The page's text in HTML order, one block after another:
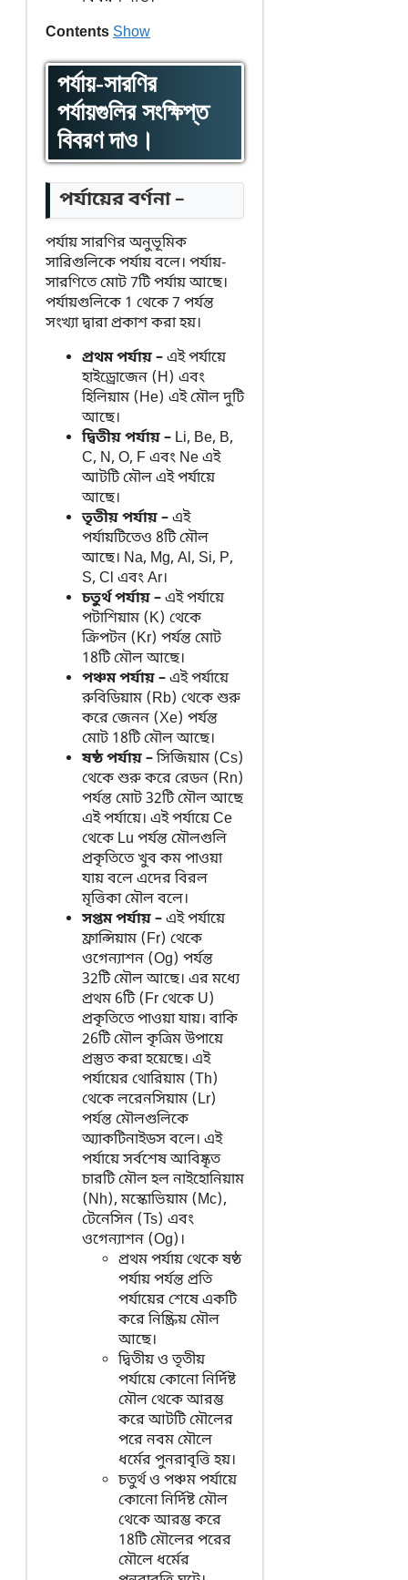
ContentsShow
পর্যায়-সারণির
পর্যায়গুলির সংক্ষিপ্ত
বিবরণ দাও।
পর্যায়ের বর্ণনা –
পর্যায় সারণির অনুভূমিক
সারিগুলিকে পর্যায় বলে। পর্যায়-
সারণিতে মোট 7টি পর্যায় আছে।
পর্যায়গুলিকে 1 থেকে 7 পর্যন্ত
সংখ্যা দ্বারা প্রকাশ করা হয়।
প্রথম পর্যায় –এই পর্যায়ে
হাইড্রোজেন (H) এবং
হিলিয়াম (He) এই মৌল দুটি
আছে।
দ্বিতীয় পর্যায় – Li, Be, B,
C, N, O, F এবং Ne এই
আটটি মৌল এই পর্যায়ে
আছে।
তৃতীয় পর্যায় –এই
পর্যায়টিতেও 8টি মৌল
আছে। Na, Mg, Al, Si, P,
S, Cl এবং Ar।
চতুর্থ পর্যায় –এই পর্যায়ে
পটাশিয়াম (K) থেকে
ক্রিপটন (Kr) পর্যন্ত মোট
18টি মৌল আছে।
পঞ্চম পর্যায় –এই পর্যায়ে
রুবিডিয়াম (Rb) থেকে শুরু
করে জেনন (Xe) পর্যন্ত
মোট 18টি মৌল আছে।
ষষ্ঠ পর্যায় –সিজিয়াম (Cs)
থেকে শুরু করে রেডন (Rn)
পর্যন্ত মোট 32টি মৌল আছে
এই পর্যায়ে। এই পর্যায়ে Ce
থেকে Lu পর্যন্ত মৌলগুলি
প্রকৃতিতে খুব কম পাওয়া
যায় বলে এদের বিরল
মৃত্তিকা মৌল বলে।
সপ্তম পর্যায় –এই পর্যায়ে
ফ্রান্সিয়াম (Fr) থেকে
ওগেন্যাশন (Og) পর্যন্ত
32টি মৌল আছে। এর মধ্যে
প্রথম 6টি (Fr থেকে U)
প্রকৃতিতে পাওয়া যায়। বাকি
26টি মৌল কৃত্রিম উপায়ে
প্রস্তুত করা হয়েছে। এই
পর্যায়ের থোরিয়াম (Th)
থেকে লরেনসিয়াম (Lr)
পর্যন্ত মৌলগুলিকে
অ্যাকটিনাইডস বলে। এই
পর্যায়ে সর্বশেষ আবিষ্কৃত
চারটি মৌল হল নাইহোনিয়াম
(Nh), মস্কোভিয়াম (Mc),
টেনেসিন (Ts) এবং
ওগেন্যাশন (Og)।
প্রথম পর্যায় থেকে ষষ্ঠ
পর্যায় পর্যন্ত প্রতি
পর্যায়ের শেষে একটি
করে নিষ্ক্রিয় মৌল
আছে।
দ্বিতীয় ও তৃতীয়
পর্যায়ে কোনো নির্দিষ্ট
মৌল থেকে আরম্ভ
করে আটটি মৌলের
পরে নবম মৌলে
ধর্মের পুনরাবৃত্তি হয়।
চতুর্থ ও পঞ্চম পর্যায়ে
কোনো নির্দিষ্ট মৌল
থেকে আরম্ভ করে
18টি মৌলের পরের
মৌলে ধর্মের